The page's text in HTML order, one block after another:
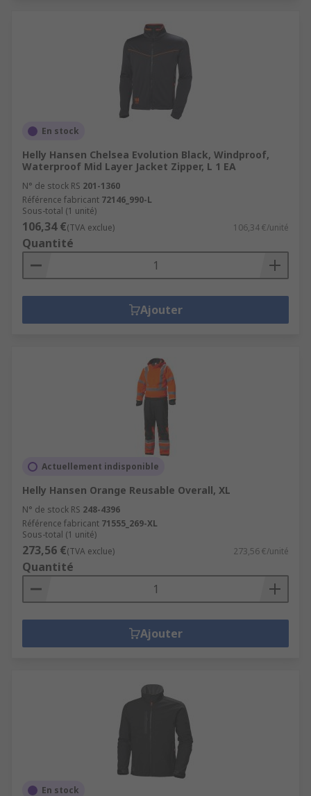
En stock
Helly Hansen Chelsea Evolution Black, Windproof,
Waterproof Mid Layer Jacket Zipper, L 1 EA
N° de stock RS 201-1360
Référence fabricant 72146_990-L
Sous-total (1 unité)
106,34 €(TVA exclue) 106,34 €/unité
Quantité
Ajouter
Actuellement indisponible
Helly Hansen Orange Reusable Overall, XL
N° de stock RS 248-4396
Référence fabricant 71555_269-XL
Sous-total (1 unité)
273,56 €(TVA exclue) 273,56 €/unité
Quantité
Ajouter
En stock